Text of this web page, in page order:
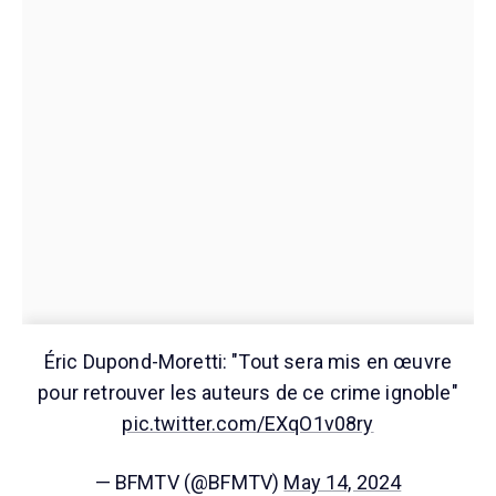
Éric Dupond-Moretti: "Tout sera mis en œuvre
pour retrouver les auteurs de ce crime ignoble"
pic.twitter.com/EXqO1v08ry
— BFMTV (@BFMTV) May 14, 2024